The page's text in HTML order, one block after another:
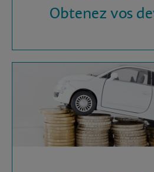
Obtenez vos